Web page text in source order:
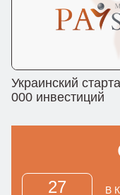
Украинский
000 инвестиций
27
В